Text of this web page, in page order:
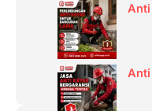
Anti
Anti